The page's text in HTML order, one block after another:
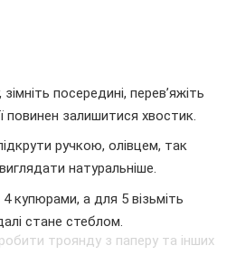
посередині, перев’яжіть
повинен залишитися хвостик.
ручкою, олівцем, так
натуральніше.
купюрами, а для 5 візьміть
стане стеблом.